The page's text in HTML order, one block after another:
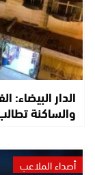
الدار
والساكنة
أصداء الملاعب